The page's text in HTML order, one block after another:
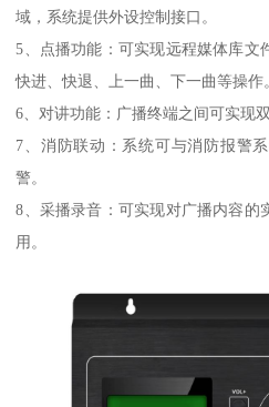
域，系统提供外设控制接口。
5、点播功能：可实现远程媒体库文
快进、快退、上一曲、下一曲等操作
6、对讲功能：广播终端之间可实现
7、消防联动：系统可与消防报警
警。
8、采播录音：可实现对广播内容的
用。